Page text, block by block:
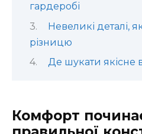
гардеробі
Невеликі деталі,
різницю
Де шукати якісне
Комфорт